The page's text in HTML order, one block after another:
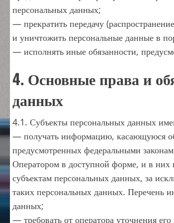
персональных данных;
— прекратить передачу
и уничтожить персональные данные в
— исполнять иные обязанности,
4. Основные права и
данных
4.1. Субъекты персональных данных
— получать информацию, касающуюся
предусмотренных федеральными
Оператором в доступной форме, и в них
субъектам персональных данных, за
таких персональных данных. Перечень
данных;
— требовать от оператора уточнения